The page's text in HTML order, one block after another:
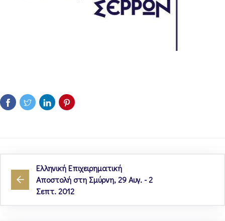
Ελληνική Επιχειρηματική
Αποστολή στη Σμύρνη, 29 Αυγ. - 2
Σεπτ. 2012